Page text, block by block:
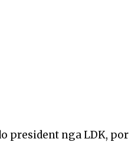
president nga LDK, por